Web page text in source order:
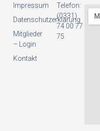
Impressum
Datenschutzerklarung
Mitglieder
– Login
Kontakt
Telefon:
(0331)
74 00 77
75